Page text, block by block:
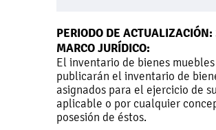
PERIODO DE ACTUALIZACIÓN:
MARCO JURÍDICO:
El inventario de bienes
publicarán el inventario de
asignados para el ejercicio de
aplicable o por cualquier
posesión de éstos.